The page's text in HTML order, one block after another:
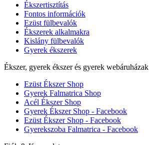
Ékszertisztítás
Fontos információk
Ezüst fülbevalók
Ékszerek alkalmakra
Kislány fülbevalók
Gyerek ékszerek
Ékszer, gyerek ékszer és gyerek webáruházak
Ezüst Ékszer Shop
Gyerek Falmatrica Shop
Acél Ékszer Shop
Gyerek Ékszer Shop - Facebook
Ezüst Ékszer Shop - Facebook
Gyerekszoba Falmatrica - Facebook